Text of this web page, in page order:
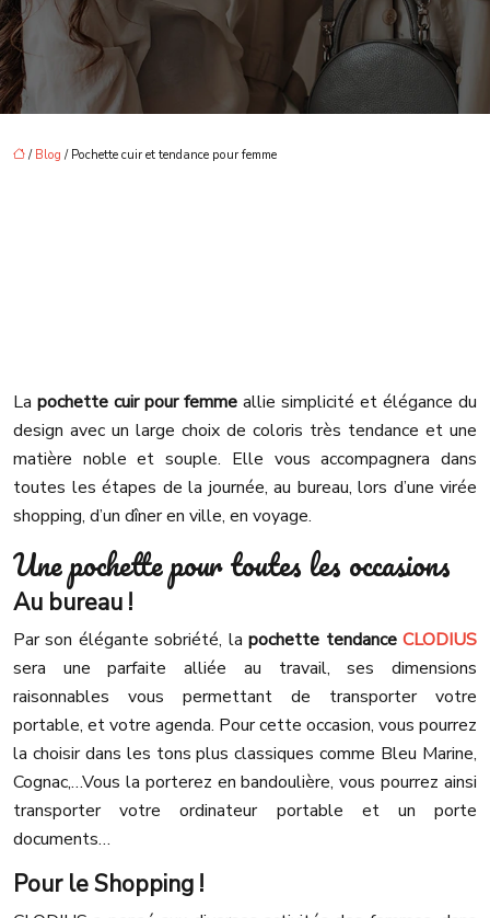
/ Blog / Pochette cuir et tendance pour femme
La pochette cuir pour femme allie simplicité et élégance du
design avec un large choix de coloris très tendance et une
matière noble et souple. Elle vous accompagnera dans
toutes les étapes de la journée, au bureau, lors d’une virée
shopping, d’un dîner en ville, en voyage.
Une pochette pour toutes les occasions
Au bureau !
Par son élégante sobriété, lapochette tendanceCLODIUS
sera une parfaite alliée au travail, ses dimensions
raisonnables vous permettant de transporter votre
portable, et votre agenda. Pour cette occasion, vous pourrez
la choisir dans les tons plus classiques comme Bleu Marine,
Cognac,…Vous la porterez en bandoulière, vous pourrez ainsi
transporter votre ordinateur portable et un porte
documents…
Pour le Shopping !